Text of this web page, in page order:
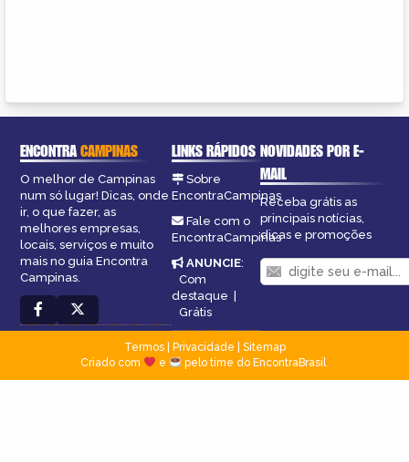
ENCONTRACAMPINAS
O melhor de Campinas
num só lugar! Dicas, onde
ir, o que fazer, as
melhores empresas,
locais, serviços e muito
mais no guia Encontra
Campinas.
LINKS RÁPIDOS
Sobre
EncontraCampinas
Fale com o
EncontraCampinas
ANUNCIE:
Com
destaque |
Grátis
NOVIDADES POR E-
MAIL
Receba grátis as
principais notícias,
dicas e promoções
Termos| Privacidade
Sitemap
Criado com
e pelo time do EncontraBrasil